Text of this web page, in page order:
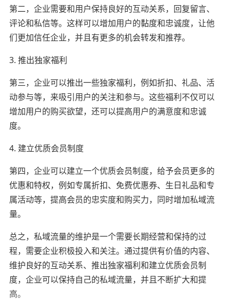
第二，企业需要和用户保持良好的互动关系，回复留言、
评论和私信等。这样可以增加用户的黏度和忠诚度，让他
们更加信任企业，并且有更多的机会转发和推荐。
3. 推出独家福利
第三，企业可以推出一些独家福利，例如折扣、礼品、活
动参与等，来吸引用户的关注和参与。这些福利不仅可以
增加用户的购买欲望，还可以提高用户的满意度和忠诚
度。
4. 建立优质会员制度
第四，企业可以建立一个优质会员制度，给予会员更多的
优惠和特权，例如专属折扣、免费优惠券、生日礼品和专
属活动等，提高会员的忠实度和购买力，同时增加私域流
量。
总之，私域流量的维护是一个需要长期经营和保持的过
程，需要企业积极投入和关注。通过提供有价值的内容、
维护良好的互动关系、推出独家福利和建立优质会员制
度，企业可以保持自己的私域流量，并且不断扩大和提
高。